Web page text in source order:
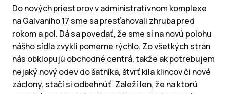
Do nových priestorov v administratívnom komplexe
na Galvaniho 17 sme sa presťahovali zhruba pred
rokom a pol. Dá sa povedať, že sme si na novú polohu
nášho sídla zvykli pomerne rýchlo. Zo všetkých strán
nás obklopujú obchodné centrá, takže ak potrebujem
nejaký nový odev do šatníka, štvrť kila klincov či nové
záclony, stačí si odbehnúť. Záleží len, že na ktorú